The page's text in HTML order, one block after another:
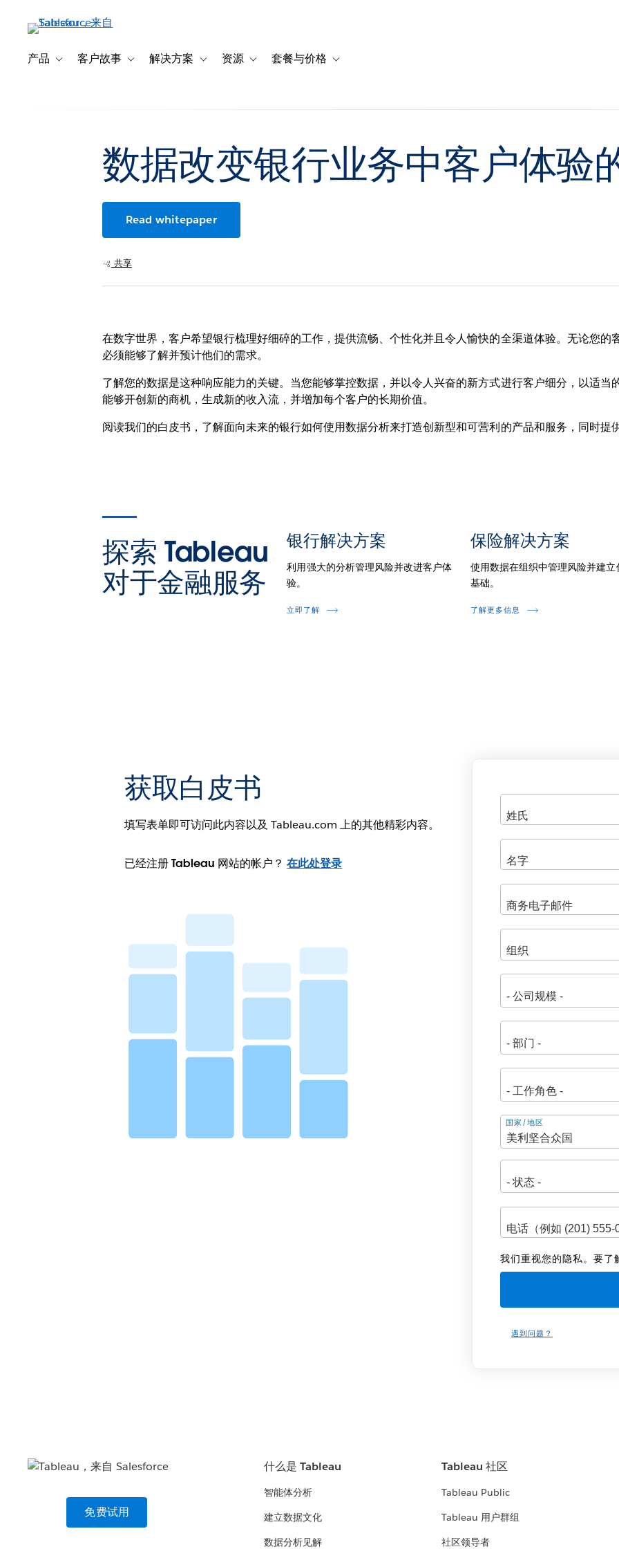
产品 Toggle sub-navigation for 产品
客户故事 Toggle sub-navigation for 客户故事
解决方案 Toggle sub-navigation for 解决方案
资源 Toggle sub-navigation for 资源
套餐与价格 Toggle sub-navigation for 套餐与价格
数据改变银行业务中客户体验
Read whitepaper
共享
在数字世界，客户希望银行梳理好细碎的工作，提供流畅、个性化并且令人愉快的全渠道体验。无论您的
必须能够了解并预计他们的需求。
了解您的数据是这种响应能力的关键。当您能够掌控数据，并以令人兴奋的新方式进行客户细分，以适当
能够开创新的商机，生成新的收入流，并增加每个客户的长期价值。
阅读我们的白皮书，了解面向未来的银行如何使用数据分析来打造创新型和可营利的产品和服务，同时提
探索 Tableau
对于金融服务
银行解决方案
利用强大的分析管理风险并改进客户体
验。
立即了解
保险解决方案
使用数据在组织中管理风险并建立
基础。
了解更多信息
获取白皮书
填写表单即可访问此内容以及 Tableau.com 上的其他精彩内容。
已经注册 Tableau 网站的帐户？在此处登录
地
址
国家/地区
我们重视您的隐私。要了
遇到问题？
免费试用
什么是 Tableau
智能体分析
建立数据文化
数据分析见解
Tableau 社区
Tableau Public
Tableau 用户群组
社区领导者